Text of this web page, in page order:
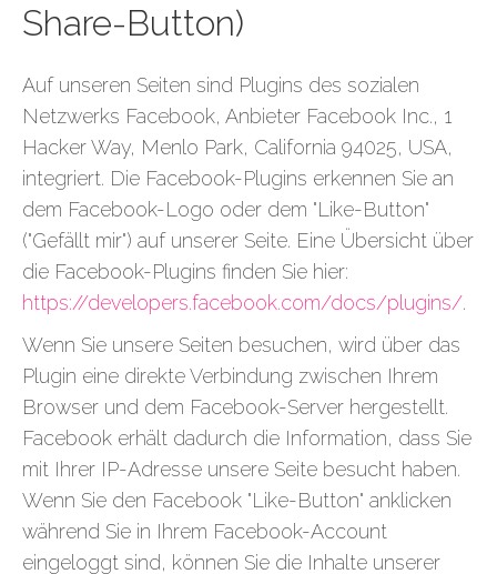
Share-Button)
Auf unseren Seiten sind Plugins des sozialen
Netzwerks Facebook, Anbieter Facebook Inc., 1
Hacker Way, Menlo Park, California 94025, USA,
integriert. Die Facebook-Plugins erkennen Sie an
dem Facebook-Logo oder dem "Like-Button"
("Gefällt mir") auf unserer Seite. Eine Übersicht über
die Facebook-Plugins finden Sie hier:
https://developers.facebook.com/docs/plugins/.
Wenn Sie unsere Seiten besuchen, wird über das
Plugin eine direkte Verbindung zwischen Ihrem
Browser und dem Facebook-Server hergestellt.
Facebook erhält dadurch die Information, dass Sie
mit Ihrer IP-Adresse unsere Seite besucht haben.
Wenn Sie den Facebook "Like-Button" anklicken
während Sie in Ihrem Facebook-Account
eingeloggt sind, können Sie die Inhalte unserer